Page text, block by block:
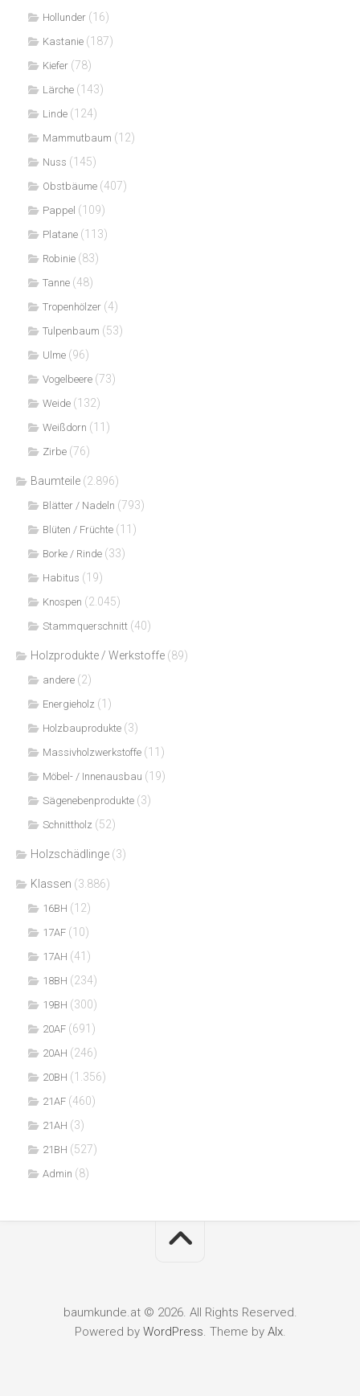
Hollunder (16)
Kastanie (187)
Kiefer (78)
Lärche (143)
Linde (124)
Mammutbaum (12)
Nuss (145)
Obstbäume (407)
Pappel (109)
Platane (113)
Robinie (83)
Tanne (48)
Tropenhölzer (4)
Tulpenbaum (53)
Ulme (96)
Vogelbeere (73)
Weide (132)
Weißdorn (11)
Zirbe (76)
Baumteile (2.896)
Blätter / Nadeln (793)
Blüten / Früchte (11)
Borke / Rinde (33)
Habitus (19)
Knospen (2.045)
Stammquerschnitt (40)
Holzprodukte / Werkstoffe (89)
andere (2)
Energieholz (1)
Holzbauprodukte (3)
Massivholzwerkstoffe (11)
Möbel- / Innenausbau (19)
Sägenebenprodukte (3)
Schnittholz (52)
Holzschädlinge (3)
Klassen (3.886)
16BH (12)
17AF (10)
17AH (41)
18BH (234)
19BH (300)
20AF (691)
20AH (246)
20BH (1.356)
21AF (460)
21AH (3)
21BH (527)
Admin (8)
baumkunde.at © 2026. All Rights Reserved.
Powered by WordPress. Theme by Alx.